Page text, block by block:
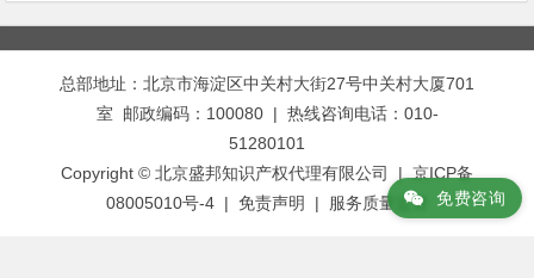
总部地址：北京市海淀区中关村大街27号中关村大厦701
室 邮政编码：100080 | 热线咨询电话：010-
51280101
Copyright © 北京盛邦知识产权代理有限公司 | 京ICP备
08005010号-4 | 免责声明 | 服务质量监督 免费咨询